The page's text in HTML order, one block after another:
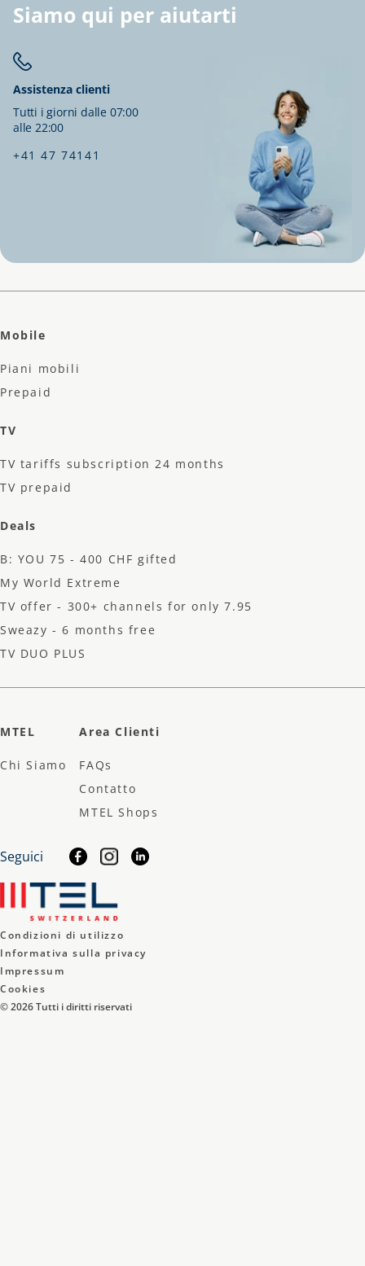
Siamo qui per aiutarti
Assistenza clienti
Tutti i giorni dalle 07:00
alle 22:00
+41 47 74141
Mobile
Piani mobili
Prepaid
TV
TV tariffs subscription 24 months
TV prepaid
Deals
B: YOU 75 - 400 CHF gifted
My World Extreme
TV offer - 300+ channels for only 7.95 CHF
Sweazy - 6 months free
TV DUO PLUS
MTEL
Chi Siamo
Area Clienti
FAQs
Contatto
MTEL Shops
Seguici
Condizioni di utilizzo
Informativa sulla privacy
Impressum
Cookies
©2026Tutti i diritti riservati